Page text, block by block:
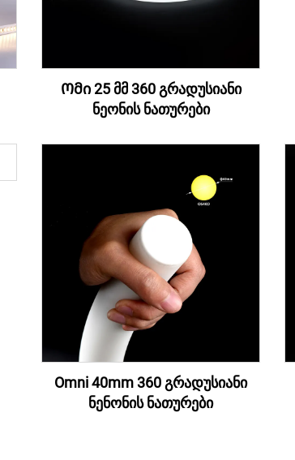
Ომი 25 მმ 360 გრადუსიანი
ნეონის ნათურები
Omni 40mm 360 გრადუსიანი
ნენონის ნათურები